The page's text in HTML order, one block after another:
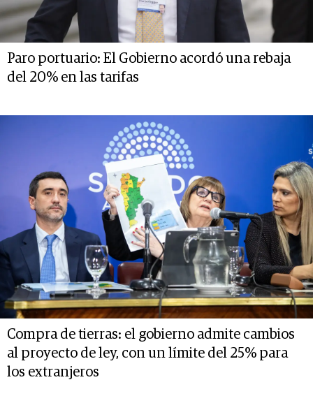
Paro portuario: El Gobierno acordó una rebaja
del 20% en las tarifas
Compra de tierras: el gobierno admite cambios
al proyecto de ley, con un límite del 25% para
los extranjeros